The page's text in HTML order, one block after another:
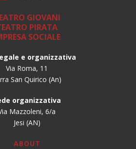
GIOVANI
PIRATA
SOCIALE
e organizzativa
Via Roma, 11
San Quirico (An)
organizzativa
Mazzoleni, 6/a
Jesi (AN)
ABOUT